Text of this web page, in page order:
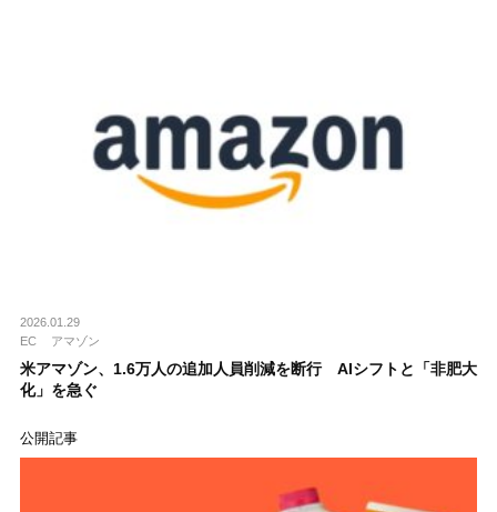
2026.01.29
EC
アマゾン
米アマゾン、1.6万人の追加人員削減を断行 AIシフトと「非肥大
化」を急ぐ
公開記事